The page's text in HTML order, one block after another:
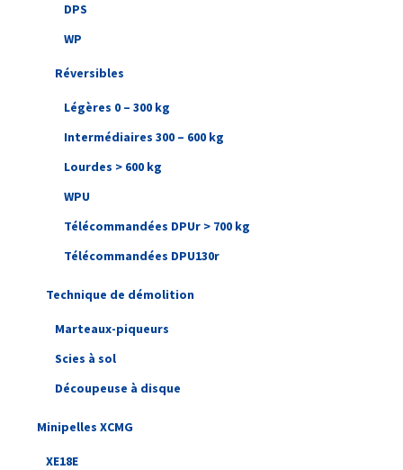
DPS
WP
Réversibles
Légères 0 – 300 kg
Intermédiaires 300 – 600 kg
Lourdes > 600 kg
WPU
Télécommandées DPUr > 700 kg
Télécommandées DPU130r
Technique de démolition
Marteaux-piqueurs
Scies à sol
Découpeuse à disque
Minipelles XCMG
XE18E